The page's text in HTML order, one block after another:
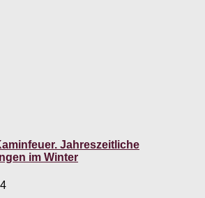
Jahreszeitliche
im Winter